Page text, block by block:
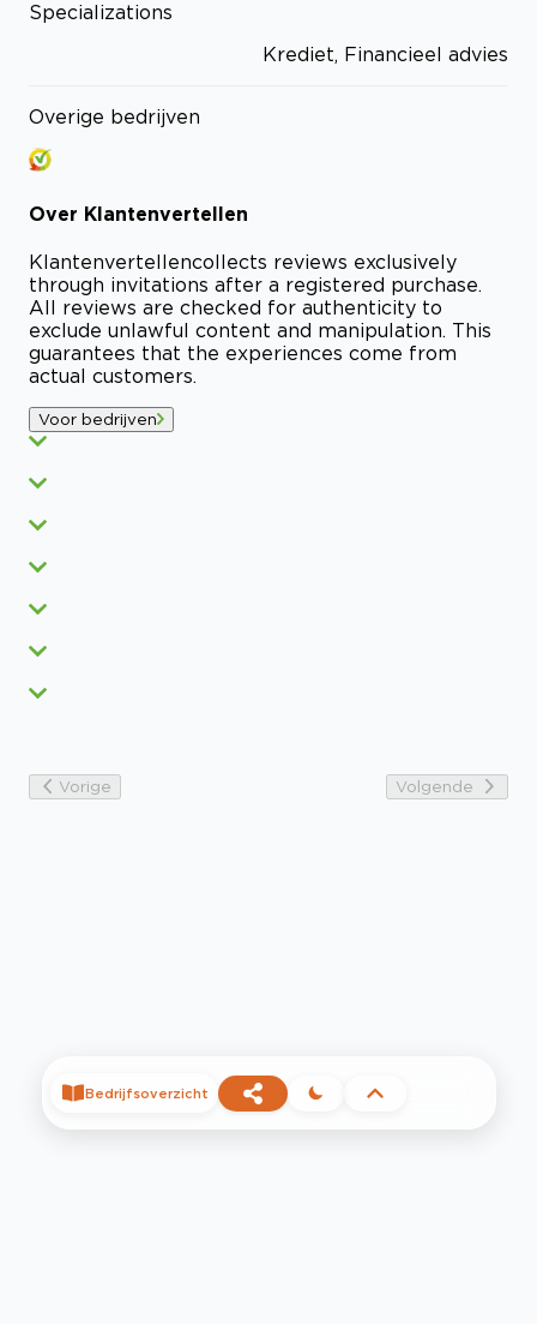
Specializations
Krediet, Financieel advies
Overige bedrijven
Over Klantenvertellen
Klantenvertellencollects reviews exclusively
through invitations after a registered purchase.
All reviews are checked for authenticity to
exclude unlawful content and manipulation. This
guarantees that the experiences come from
actual customers.
Voor bedrijven
Vorige Volgende
Bedrijfsoverzicht